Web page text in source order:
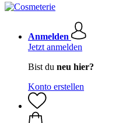
Anmelden
Jetzt anmelden
Bist du neu hier?
Konto erstellen